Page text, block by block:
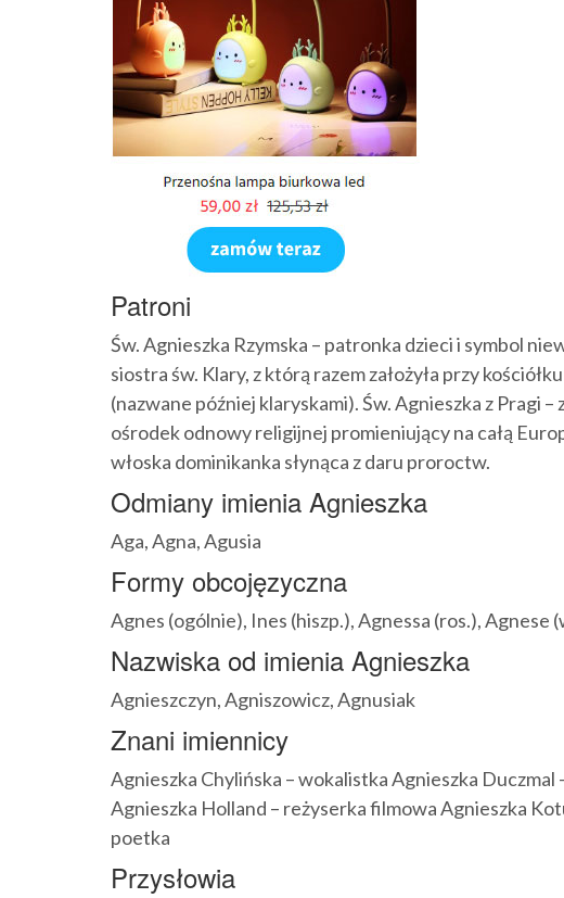
Patroni
Św. Agnieszka Rzymska – patronka dzieci i symbol
siostra św. Klary, z którą razem założyła przy
(nazwane później klaryskami). Św. Agnieszka z Pragi
ośrodek odnowy religijnej promieniujący na całą
włoska dominikanka słynąca z daru proroctw.
Odmiany imienia Agnieszka
Aga, Agna, Agusia
Formy obcojęzyczna
Agnes (ogólnie), Ines (hiszp.), Agnessa (ros.), Agnese
Nazwiska od imienia Agnieszka
Agnieszczyn, Agniszowicz, Agnusiak
Znani imiennicy
Agnieszka Chylińska – wokalistka Agnieszka
Agnieszka Holland – reżyserka filmowa Agnieszka
poetka
Przysłowia